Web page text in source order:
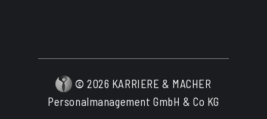
©2026 KARRIERE & MACHER
Personalmanagement GmbH & Co KG